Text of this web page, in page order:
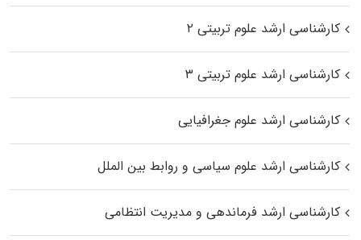
کارشناسی ارشد علوم تربیتی ۲
کارشناسی ارشد علوم تربیتی ۳
کارشناسی ارشد علوم جغرافیایی
کارشناسی ارشد علوم سیاسی و روابط بین الملل
کارشناسی ارشد فرماندهی و مدیریت انتظامی